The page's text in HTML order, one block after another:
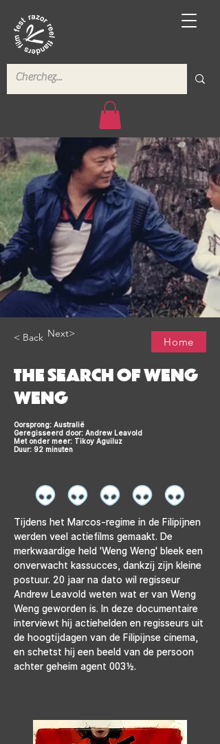
< Back Next>
Home
THE SEARCH OF WENG
WENG
Oorsprong: Australië
Geregisseerd door: Andrew Leavold
Met onder meer: Tikoy Aguiluz
Duur: 92 minuten
Tijdens het Marcos-regime in de Filipijnen
werden veel actiefilms gemaakt. De
merkwaardige held 'Weng Weng' bleek een
onverwacht kassucces, dankzij zijn kleine
postuur. 20 jaar na dato wil regisseur
Andrew Leavold weten wat er van Weng
Weng geworden is. In deze documentaire
interviewt hij actiehelden en regisseurs uit
de hoogtijdagen van de Filipijnse cinema,
en schetst hij een beeld van de persoon
achter geheim agent 003½.